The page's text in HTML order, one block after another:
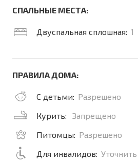
СПАЛЬНЫЕ МЕСТА:
Двуспальная сплошная: 1
ПРАВИЛА ДОМА:
С детьми: Разрешено
Курить:
Запрещено
Питомцы: Разрешено
Для инвалидов: Уточнить